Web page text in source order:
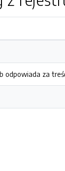
odpowiada za